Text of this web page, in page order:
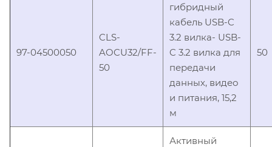
97-04500050
CLS-
AOCU32/FF-
50
гибридный
кабель USB-C
3.2 вилка- USB-
C 3.2 вилка для
передачи
данных, видео
и питания, 15,2
м
50
Активный